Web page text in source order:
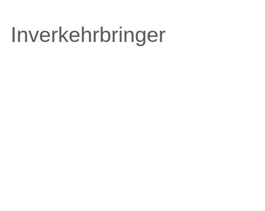
Inverkehrbringer